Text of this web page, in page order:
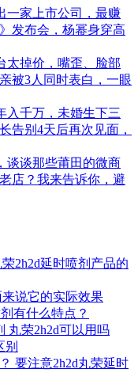
一家上市公司，最赚
发布会，杨幂身穿高
太掉价，嘴歪、脸部
被3人同时表白，一眼
入千万，未婚生下三
告别4天后再次见面，
谈谈那些莆田的微商
店？我来告诉你，避
2h2d延时喷剂产品的
说它的实际效果
有什么特点？
丸荣2h2d可以用吗
别
要注意2h2d丸荣延时